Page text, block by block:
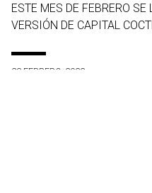
ESTE MES DE FEBRERO SE
VERSIÓN DE CAPITAL
23 FEBRERO, 2022